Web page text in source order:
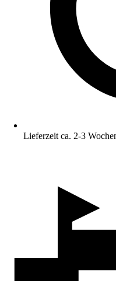
Lieferzeit ca. 2-3